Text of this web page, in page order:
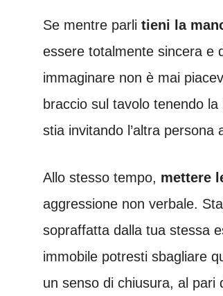
Se mentre parli tieni la
essere totalmente sincera e
immaginare non è mai
braccio sul tavolo tenendo
stia invitando l’altra persona
Allo stesso tempo, mettere
aggressione non verbale.
sopraffatta dalla tua stessa
immobile potresti sbagliare
un senso di chiusura, al pari